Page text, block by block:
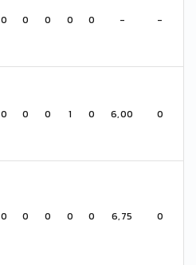
0 0 0 0 0 - -
0 0 0 1 0 6,00 0
0 0 0 0 0 6,75 0